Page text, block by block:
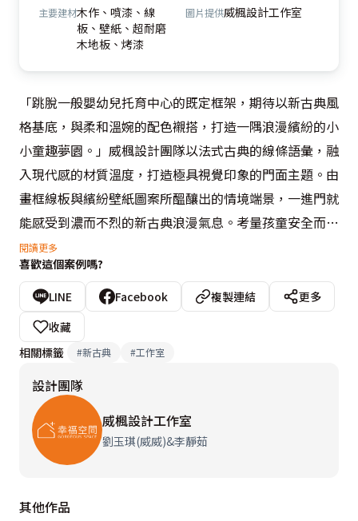
主要建材木作、噴漆、線
板、壁紙、超耐磨
木地板、烤漆
圖片提供威楓設計工作室
「跳脫一般嬰幼兒托育中心的既定框架，期待以新古典風
格基底，與柔和溫婉的配色襯搭，打造一隅浪漫繽紛的小
小童趣夢園。」威楓設計團隊以法式古典的線條語彙，融
入現代感的材質溫度，打造極具視覺印象的門面主題。由
畫框線板與繽紛壁紙圖案所醞釀出的情境端景，一進門就
能感受到濃而不烈的新古典浪漫氣息。考量孩童安全而需
要的紫外線殺菌設備，在規劃之初就針對配置與電路管線
進行量身客製的週全設想。
閱讀更多
喜歡這個案例嗎?
LINE Facebook 複製連結
更多
收藏
相關標籤
#新古典 #工作室
設計團隊
威楓設計工作室
劉玉琪(威威)&李靜茹
其他作品